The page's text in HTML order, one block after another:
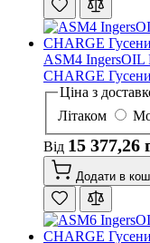
ASM4
CHARGE
Ціна з
Літаком
Від 15 377,26
Додати в